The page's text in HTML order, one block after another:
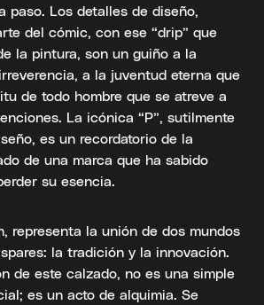
paso. Los detalles de diseño,
del cómic, con ese “drip” que
la pintura, son un guiño a la
a la juventud eterna que
de todo hombre que se atreve a
La icónica “P”, sutilmente
es un recordatorio de la
de una marca que ha sabido
su esencia.
representa la unión de dos mundos
la tradición y la innovación.
de este calzado, no es una simple
es un acto de alquimia. Se